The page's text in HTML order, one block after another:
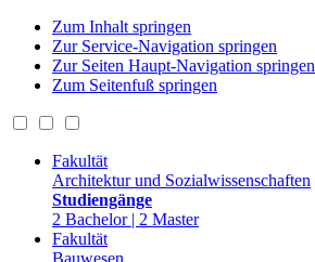
Zum Inhalt springen
Zur Service-Navigation springen
Zur Seiten Haupt-Navigation springen
Zum Seitenfuß springen
Fakultät
Architektur und Sozialwissenschaften
Studiengänge
2 Bachelor | 2 Master
Fakultät
Bauwesen